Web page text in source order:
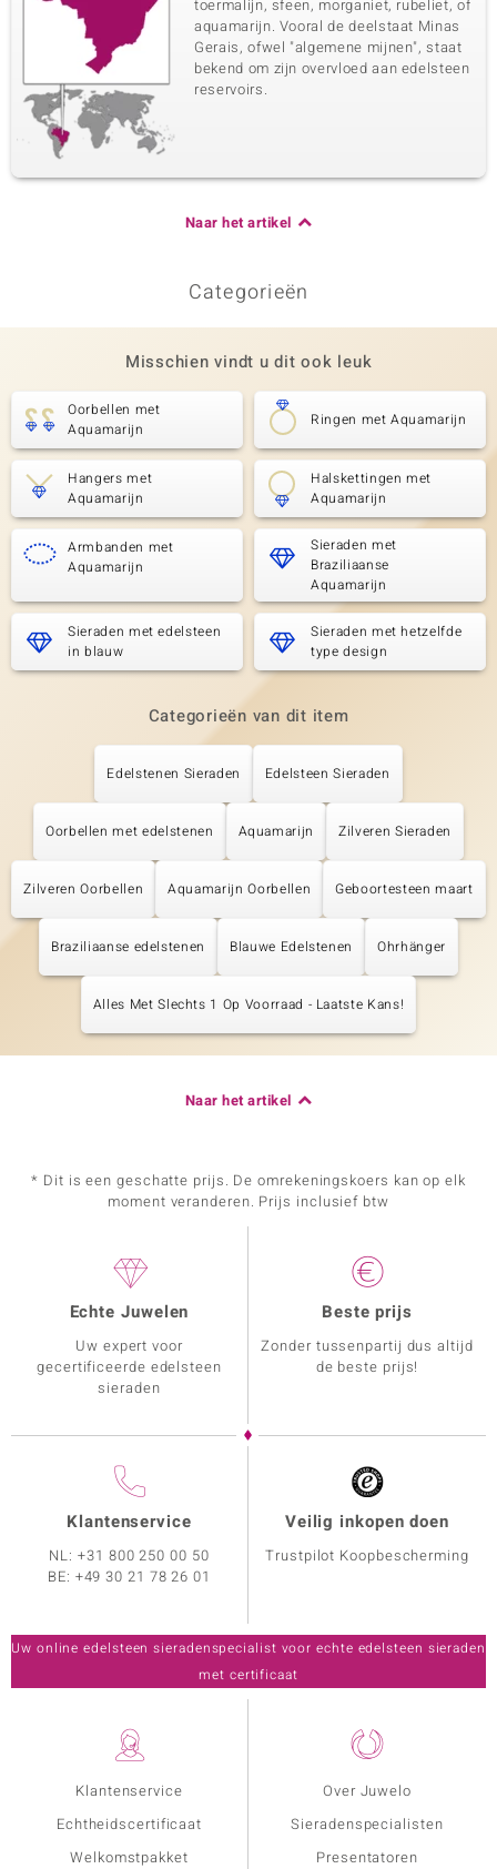
toermalijn, sfeen, morganiet, rubeliet, of
aquamarijn. Vooral de deelstaat Minas
Gerais, ofwel "algemene mijnen", staat
bekend om zijn overvloed aan edelsteen
reservoirs.
Naar het artikel
Categorieën
Misschien vindt u dit ook leuk
Oorbellen met
Aquamarijn
Ringen met Aquamarijn
Hangers met
Aquamarijn
Halskettingen met
Aquamarijn
Armbanden met
Aquamarijn
Sieraden met
Braziliaanse
Aquamarijn
Sieraden met edelsteen
in blauw
Sieraden met hetzelfde
type design
Categorieën van dit item
Edelstenen Sieraden Edelsteen Sieraden
Oorbellen met edelstenen Aquamarijn Zilveren Sieraden
Zilveren Oorbellen Aquamarijn Oorbellen Geboortesteen maart
Braziliaanse edelstenen Blauwe Edelstenen Ohrhänger
Alles Met Slechts 1 Op Voorraad - Laatste Kans!
Naar het artikel
* Dit is een geschatte prijs. De omrekeningskoers kan op elk
moment veranderen. Prijs inclusief btw
Klantenservice
Echtheidscertificaat
Welkomstpakket
Over Juwelo
Sieradenspecialisten
Presentatoren
Echte Juwelen
Uw expert voor
gecertificeerde edelsteen
sieraden
Beste prijs
Zonder tussenpartij dus altijd
de beste prijs!
Klantenservice
NL:+31 800 250 00 50
BE: +49 30 21 78 26 01
Veilig inkopen doen
Trustpilot Koopbescherming
Uw online edelsteen sieradenspecialist voor echte edelsteen sieraden
met certificaat